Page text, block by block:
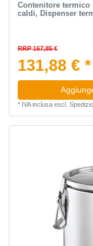
Contenitore
caldi, Dispenser
RRP 167,85 €
131,88 € *
* IVA inclusaescl.